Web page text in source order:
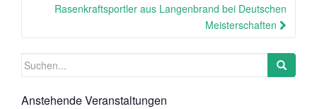
Rasenkraftsportler aus Langenbrand bei Deutschen
Meisterschaften
Suchen
Anstehende Veranstaltungen